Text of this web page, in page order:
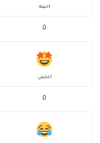
أحببته
0
أعجبني
0